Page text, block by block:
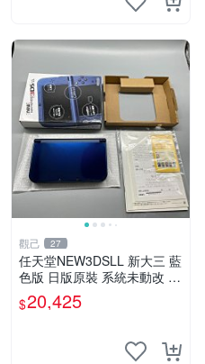
觀己 27
任天堂NEW3DSLL 新大三 藍
色版 日版原裝 系統未動改 功
能齊全 成色佳 整機無損 屏幕
清晰 自帶觸控筆 採用自定義
$20,425